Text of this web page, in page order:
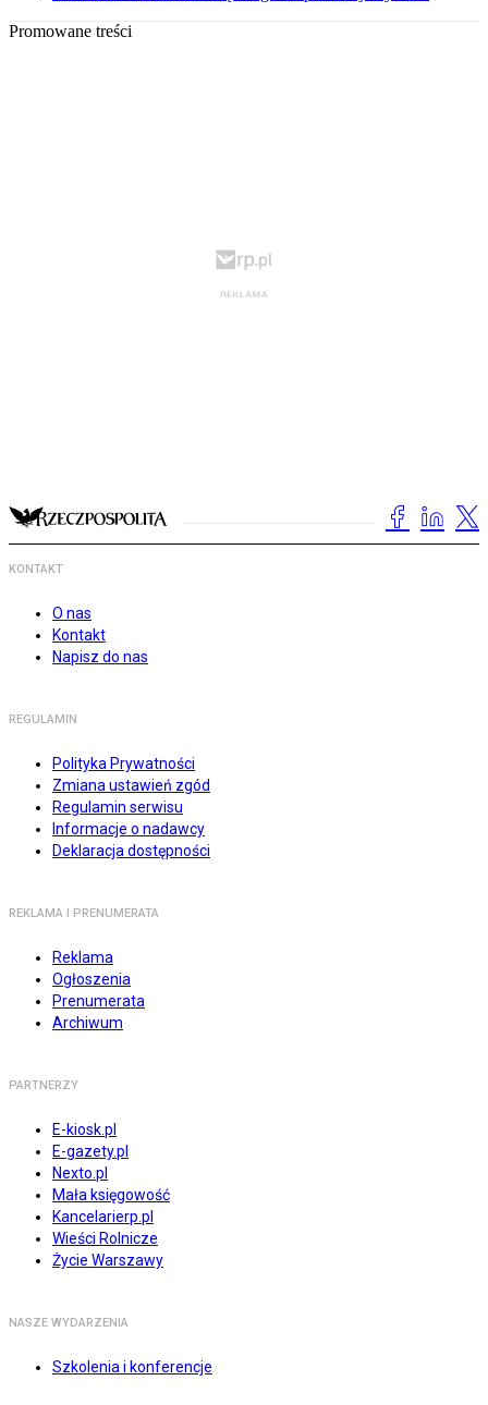
Promowane treści
KONTAKT
O nas
Kontakt
Napisz do nas
REGULAMIN
Polityka Prywatności
Zmiana ustawień zgód
Regulamin serwisu
Informacje o nadawcy
Deklaracja dostępności
REKLAMA I PRENUMERATA
Reklama
Ogłoszenia
Prenumerata
Archiwum
PARTNERZY
E-kiosk.pl
E-gazety.pl
Nexto.pl
Mała księgowość
Kancelarierp.pl
Wieści Rolnicze
Życie Warszawy
NASZE WYDARZENIA
Szkolenia i konferencje